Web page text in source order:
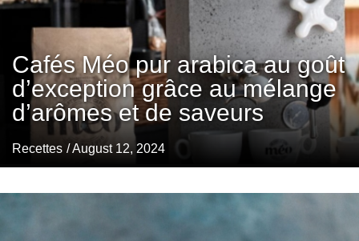
Cafés Méo pur arabica au goût
d’exception grâce au mélange
d’arômes et de saveurs
Recettes / August 12, 2024